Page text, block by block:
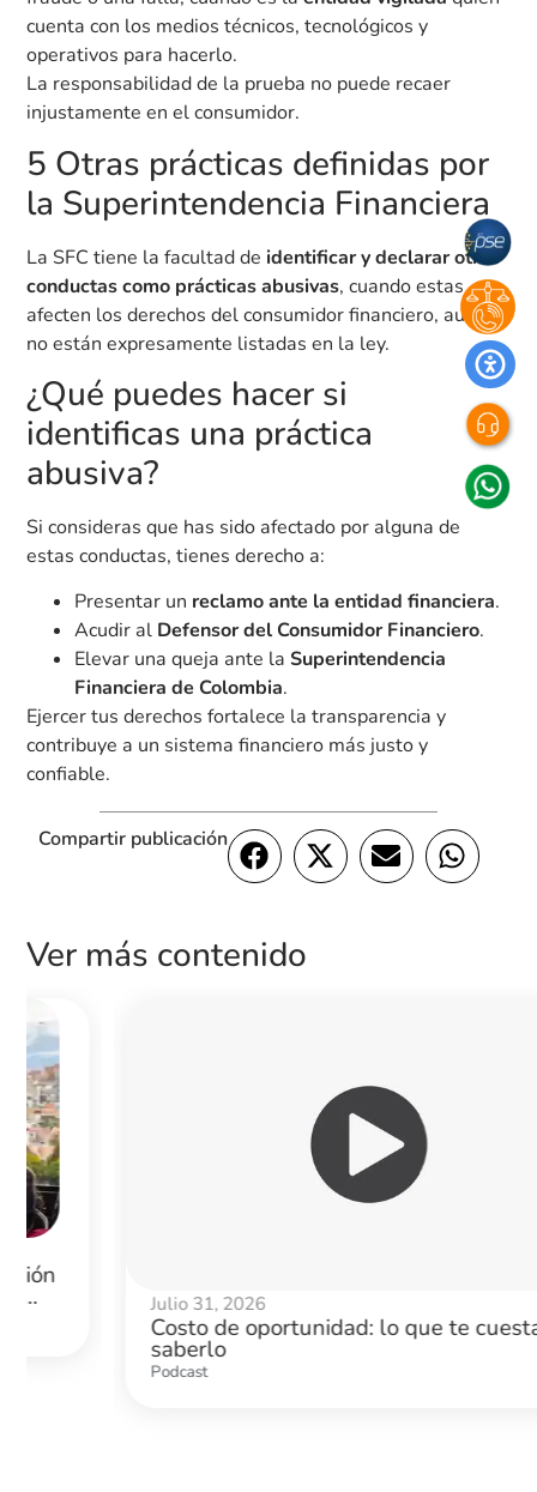
cuenta con los medios técnicos, tecnológicos y
operativos para hacerlo.
La responsabilidad de la prueba no puede recaer
injustamente en el consumidor.
5 Otras prácticas definidas por
la Superintendencia Financiera
La SFC tiene la facultad de identificar y declarar otras
conductas como prácticas abusivas, cuando estas
afecten los derechos del consumidor financiero, aun si
no están expresamente listadas en la ley.
¿Qué puedes hacer si
identificas una práctica
abusiva?
Si consideras que has sido afectado por alguna de
estas conductas, tienes derecho a:
Presentar un reclamo ante la entidad financiera.
Acudir al Defensor del Consumidor Financiero.
Elevar una queja ante laSuperintendencia
Financiera de Colombia.
Ejercer tus derechos fortalece la transparencia y
contribuye a un sistema financiero más justo y
confiable.
Compartir publicación
Ver más contenido
Julio 31, 2026
Costo de oportunidad: lo que te cuesta no